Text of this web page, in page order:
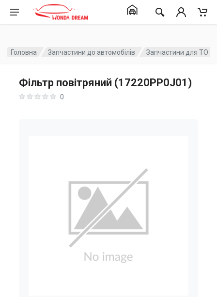
Головна Запчастини до автомобілів Запчастини для ТО
Фільтр повітряний (17220PP0J01)
0